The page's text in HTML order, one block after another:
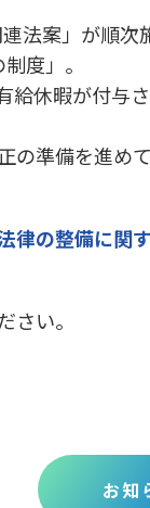
法案」が順次
度」。
給休暇が付与
の準備を進め
律の整備に関
さい。
お知